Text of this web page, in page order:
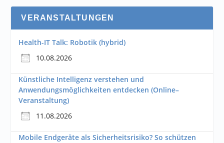
VERANSTALTUNGEN
Health-IT Talk: Robotik (hybrid)
10.08.2026
Künstliche Intelligenz verstehen und
Anwendungsmöglichkeiten entdecken (Online–
Veranstaltung)
11.08.2026
Mobile Endgeräte als Sicherheitsrisiko? So schützen